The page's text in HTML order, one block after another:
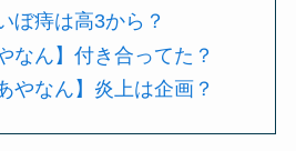
ぼ痔は高3から？
なん】付き合ってた？
やなん】炎上は企画？